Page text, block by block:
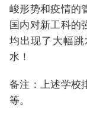
峻形势和疫情的
国内对新工科的
均出现了大幅
水！
备注：上述学校
等。